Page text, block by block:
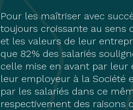
Pour les maîtriser avec
toujours croissante au sens
et les valeurs de leur
que 82% des salariés
celle mise en avant par leur
leur employeur à la Société
par les salariés dans ce
respectivement des raisons